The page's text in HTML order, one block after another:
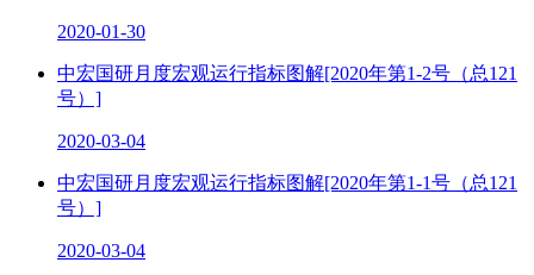
2020-01-30
中宏国研月度宏观运行指标图解[2020年第1-2号（总121
号）]
2020-03-04
中宏国研月度宏观运行指标图解[2020年第1-1号（总121
号）]
2020-03-04